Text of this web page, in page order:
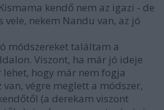
kendő nem az igazi - de
nekem Nandu van, az jó
módszereket találtam a
Viszont, ha már jó ideje
hogy már nem fogja
végre meglett a módszer,
(a derekam viszont